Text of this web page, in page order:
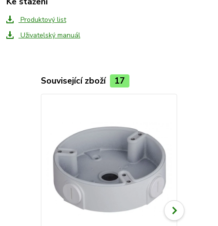
Produktový list
Uživatelský manuál
Související zboží 17